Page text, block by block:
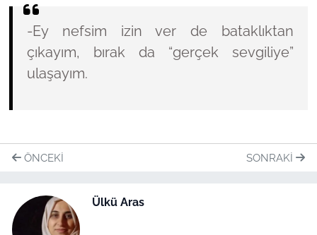
-Ey nefsim izin ver de bataklıktan
çıkayım, bırak da “gerçek sevgiliye”
ulaşayım.
ÖNCEKI SONRAKI
Ülkü Aras